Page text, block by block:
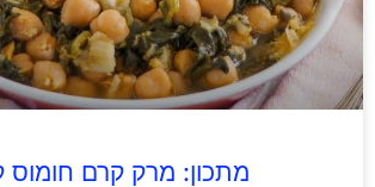
מתכון: מרק קרם חומוס